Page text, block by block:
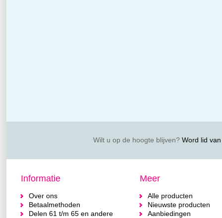
Wilt u op de hoogte blijven?Word lid van
Informatie
Over ons
Betaalmethoden
Delen 61 t/m 65 en andere
Meer
Alle producten
Nieuwste producten
Aanbiedingen